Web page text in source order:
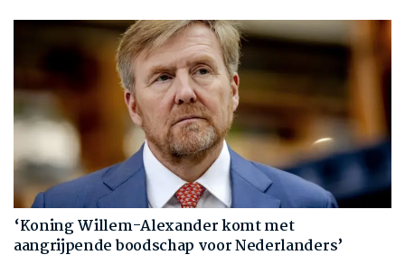
‘Koning Willem-Alexander komt met
aangrijpende boodschap voor Nederlanders’